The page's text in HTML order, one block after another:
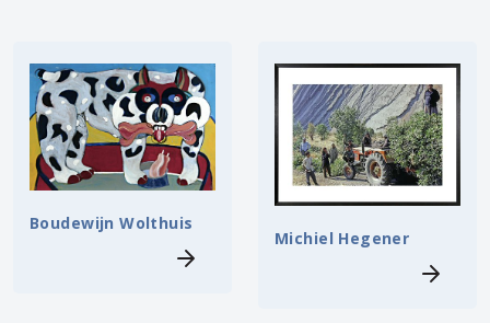
Boudewijn Wolthuis
Michiel Hegener